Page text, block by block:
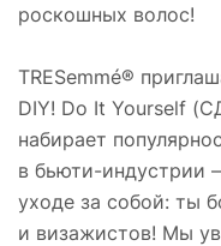
роскошных волос!
TRESemmé®
DIY! Do It Yourself
набирает
в бьюти-индустрии
уходе за собой: ты
и визажистов! Мы